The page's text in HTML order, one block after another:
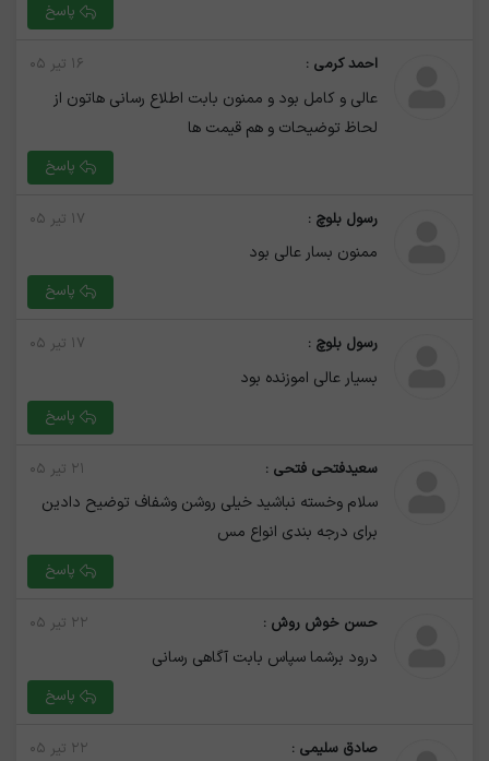
پاسخ
۱۶ تیر ۰۵ احمد کرمی :
عالی و کامل بود و ممنون بابت اطلاع رسانی هاتون از
لحاظ توضیحات و هم قیمت ها
پاسخ
۱۷ تیر ۰۵ رسول بلوچ :
ممنون بسار عالی بود
پاسخ
۱۷ تیر ۰۵ رسول بلوچ :
بسیار عالی اموزنده بود
پاسخ
۲۱ تیر ۰۵ سعیدفتحی فتحی :
سلام وخسته نباشید خیلی روشن وشفاف توضیح دادین
برای درجه بندی انواع مس
پاسخ
۲۲ تیر ۰۵ حسن خوش روش :
درود برشما سپاس بابت آگاهی رسانی
پاسخ
۲۲ تیر ۰۵ صادق سلیمی :